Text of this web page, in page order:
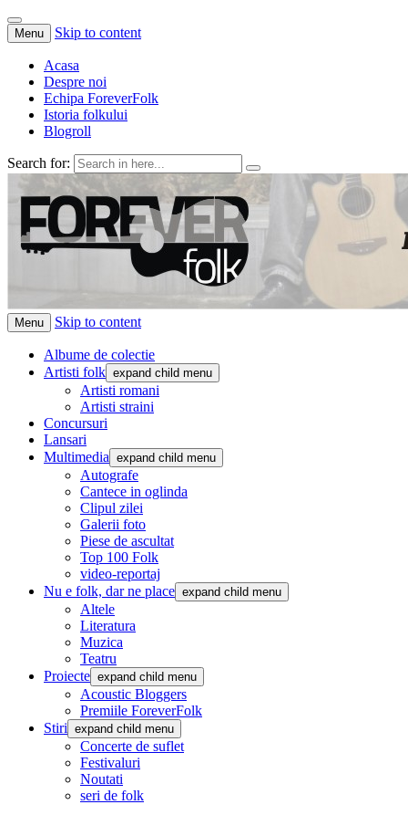
Menu Skip to content
Acasa
Despre noi
Echipa ForeverFolk
Istoria folkului
Blogroll
Search for:
ForeverFolk
Muzica sufletului tau
Menu Skip to content
Albume de colectie
Artisti folk expand child menu
Artisti romani
Artisti straini
Concursuri
Lansari
Multimedia expand child menu
Autografe
Cantece in oglinda
Clipul zilei
Galerii foto
Piese de ascultat
Top 100 Folk
video-reportaj
Nu e folk, dar ne place expand child menu
Altele
Literatura
Muzica
Teatru
Proiecte expand child menu
Acoustic Bloggers
Premiile ForeverFolk
Stiri expand child menu
Concerte de suflet
Festivaluri
Noutati
seri de folk